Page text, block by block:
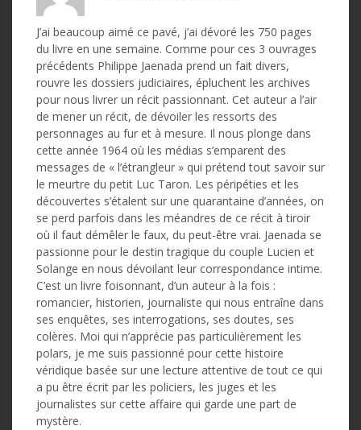
J’ai beaucoup aimé ce pavé, j’ai dévoré les 750 pages
du livre en une semaine. Comme pour ces 3 ouvrages
précédents Philippe Jaenada prend un fait divers,
rouvre les dossiers judiciaires, épluchent les archives
pour nous livrer un récit passionnant. Cet auteur a l’air
de mener un récit, de dévoiler les ressorts des
personnages au fur et à mesure. Il nous plonge dans
cette année 1964 où les médias s’emparent des
messages de « l’étrangleur » qui prétend tout savoir sur
le meurtre du petit Luc Taron. Les péripéties et les
découvertes s’étalent sur une quarantaine d’années, on
se perd parfois dans les méandres de ce récit à tiroir
où il faut démêler le faux, du peut-être vrai. Jaenada se
passionne pour le destin tragique du couple Lucien et
Solange en nous dévoilant leur correspondance intime.
C’est un livre foisonnant, d’un auteur à la fois :
romancier, historien, journaliste qui nous entraîne dans
ses enquêtes, ses interrogations, ses doutes, ses
colères. Moi qui n’apprécie pas particulièrement les
polars, je me suis passionné pour cette histoire
véridique basée sur une lecture attentive de tout ce qui
a pu être écrit par les policiers, les juges et les
journalistes sur cette affaire qui garde une part de
mystère.